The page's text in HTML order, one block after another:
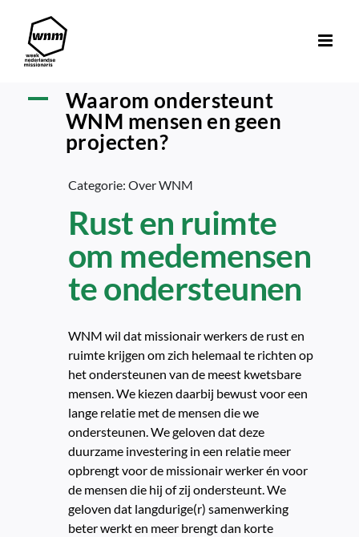
inhoud
A
Waarom ondersteunt
WNM mensen en geen
projecten?
Categorie: Over WNM
Rust en ruimte
om medemensen
te ondersteunen
WNM wil dat missionair werkers de rust en
ruimte krijgen om zich helemaal te richten op
het ondersteunen van de meest kwetsbare
mensen. We kiezen daarbij bewust voor een
lange relatie met de mensen die we
ondersteunen. We geloven dat deze
duurzame investering in een relatie meer
opbrengt voor de missionair werker én voor
de mensen die hij of zij ondersteunt. We
geloven dat langdurige(r) samenwerking
beter werkt en meer brengt dan korte